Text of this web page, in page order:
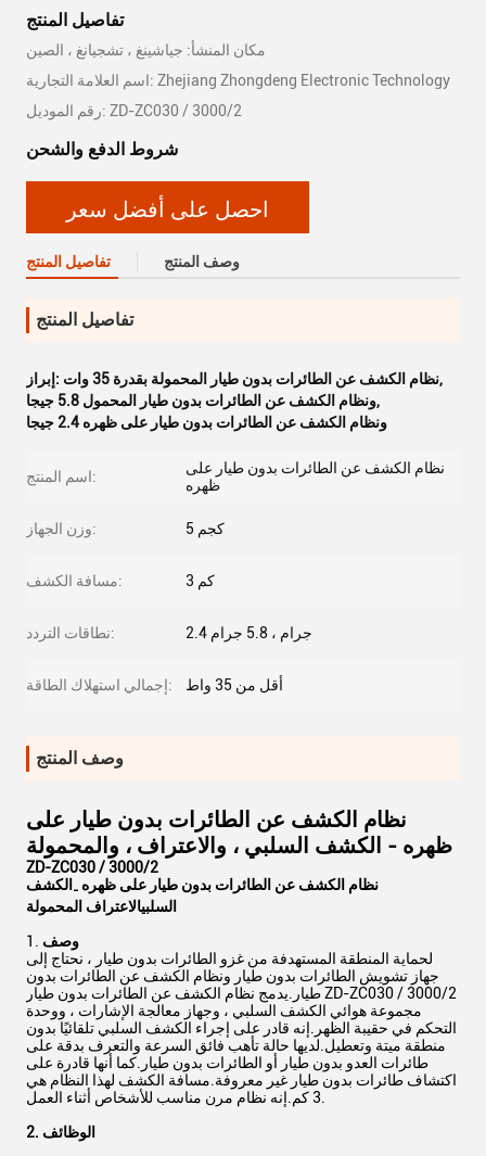
تفاصيل المنتج
مكان المنشأ: جياشينغ ، تشجيانغ ، الصين
اسم العلامة التجارية: Zhejiang Zhongdeng Electronic Technology
رقم الموديل: ZD-ZC030 / 3000/2
شروط الدفع والشحن
احصل على أفضل سعر
تفاصيل المنتج وصف المنتج
تفاصيل المنتج
إبراز: نظام الكشف عن الطائرات بدون طيار المحمولة بقدرة 35 وات,
ونظام الكشف عن الطائرات بدون طيار المحمول 5.8 جيجا,
ونظام الكشف عن الطائرات بدون طيار على ظهره 2.4 جيجا
اسم المنتج:
نظام الكشف عن الطائرات بدون طيار على
ظهره
وزن الجهاز: 5 كجم
مسافة الكشف: 3 كم
نطاقات التردد: 2.4 جرام ، 5.8 جرام
إجمالي استهلاك الطاقة: أقل من 35 واط
وصف المنتج
نظام الكشف عن الطائرات بدون طيار على
ظهره - الكشف السلبي ، والاعتراف ، والمحمولة
ZD-ZC030 / 3000/2
نظام الكشف عن الطائرات بدون طيار على ظهره - الكشف
السلبيالاعتراف المحمولة
وصف
لحماية المنطقة المستهدفة من غزو الطائرات بدون طيار ، نحتاج إلى
جهاز تشويش الطائرات بدون طيار ونظام الكشف عن الطائرات بدون
طيار.يدمج نظام الكشف عن الطائرات بدون طيار ZD-ZC030 / 3000/2
مجموعة هوائي الكشف السلبي ، وجهاز معالجة الإشارات ، ووحدة
التحكم في حقيبة الظهر.إنه قادر على إجراء الكشف السلبي تلقائيًا بدون
منطقة ميتة وتعطيل.لديها حالة تأهب فائق السرعة والتعرف بدقة على
طائرات العدو بدون طيار أو الطائرات بدون طيار.كما أنها قادرة على
اكتشاف طائرات بدون طيار غير معروفة.مسافة الكشف لهذا النظام هي
3 كم.إنه نظام مرن مناسب للأشخاص أثناء العمل.
2. الوظائف